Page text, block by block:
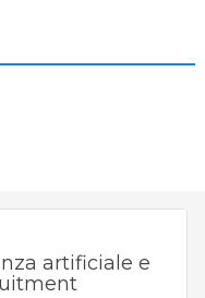
artificiale e